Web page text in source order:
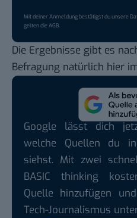
Mit deiner Anmeldung bestätigst du unsere
gelten dieAGB.
Die Ergebnisse gibt es
Befragung natürlich hier
Google lässt dich
welche Quellen du
siehst. Mit zwei
BASIC thinking
Quelle hinzufügen
Tech-Journalismus